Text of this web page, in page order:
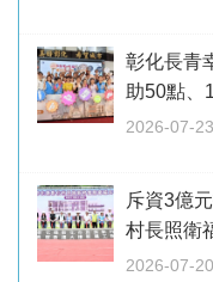
彰化長青
助50點、
2026-07-
斥資3億
村長照衛
2026-07-